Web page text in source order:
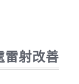
射改善
掰